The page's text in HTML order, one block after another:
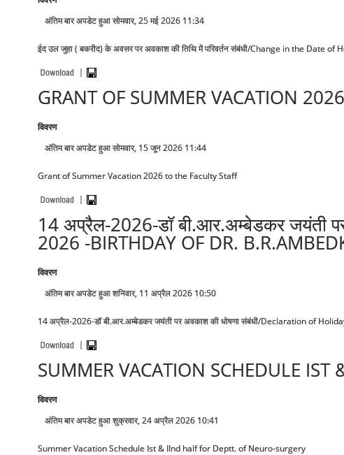
अंतिम बार अपडेट हुआ सोमवार, 25 मई 2026 11:34
ईद उल जुहा ( बकरीद) के अवसर पर अवकाश की तिथि में परिवर्तन संबंधी/Change in the Date
GRANT OF SUMMER VACATION
विवरण
अंतिम बार अपडेट हुआ सोमवार, 15 जून 2026 11:44
Grant of Summer Vacation 2026 to the Faculty Staff
14 अप्रैल-2026-डॉ बी.आर.अम्बेडकर जयंती
2026 -BIRTHDAY OF DR.
विवरण
अंतिम बार अपडेट हुआ शनिवार, 11 अप्रैल 2026 10:50
14 अप्रैल-2026-डॉ बी.आर.अम्बेडकर जयंती पर अवकाश की धोषणा संबंधी/Declaration of
SUMMER VACATION SCHEDULE IST
विवरण
अंतिम बार अपडेट हुआ शुक्रवार, 24 अप्रैल 2026 10:41
Summer Vacation Schedule Ist & IInd half for Deptt. of Neuro-surgery